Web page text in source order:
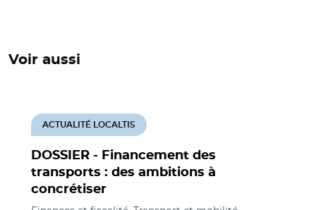
Voir aussi
DOSSIER - Financement des
transports : des ambitions à
concrétiser
ACTUALITÉ LOCALTIS